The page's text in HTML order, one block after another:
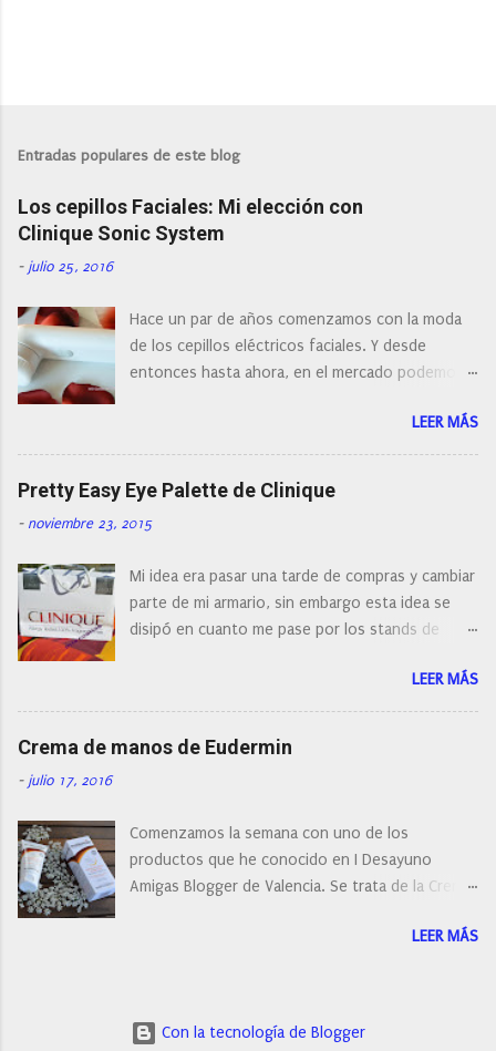
l
a
r
n
o
m
e
n
t
a
o
Entradas populares de este blog
Los cepillos Faciales: Mi elección con
Clinique Sonic System
- julio 25, 2016
Hace un par de años comenzamos con la moda
de los cepillos eléctricos faciales. Y desde
entonces hasta ahora, en el mercado podemos
con diferentes características, a pilas, a batería,
cepillos de rotación o de oscilación... y
naturalmente de todos los precios. Existe en la
actualidad tal variedad, que antes de hacer la
compra debemos de hacernos unas preguntas:
post os voy a dar mi opinión de porque elegí mi
cepillo facial de Clinique
LEER MÁS
Pretty Easy Eye Palette de Clinique
- noviembre 23, 2015
Mi idea era pasar una tarde de compras y cambiar
parte de mi armario, sin embargo esta idea se
disipó en cuanto me pase por los stands de
resistirse a esta paleta de colores de Clinique.
LEER MÁS
Crema de manos de Eudermin
- julio 17, 2016
Comenzamos la semana con uno de los
productos que he conocido en I Desayuno
Amigas Blogger de Valencia. Se trata de la Crema
manos para utilizar tanto en verano como en
LEER MÁS
Con la tecnología de Blogger